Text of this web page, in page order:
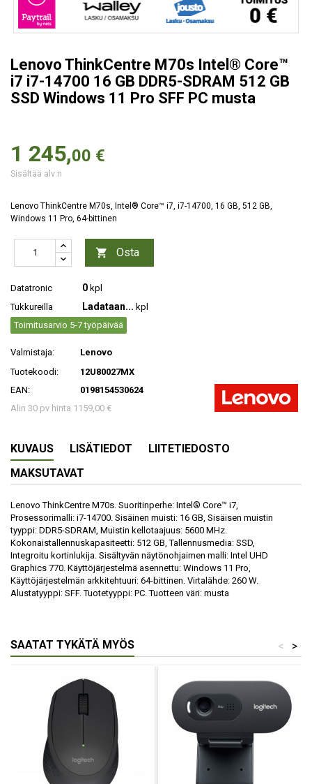
Lenovo ThinkCentre M70s Intel® Core™
i7 i7-14700 16 GB DDR5-SDRAM 512 GB
SSD Windows 11 Pro SFF PC musta
1 245,00 €
Sisältää alv:n
Lenovo ThinkCentre M70s, Intel® Core™ i7, i7-14700, 16 GB, 512 GB,
Windows 11 Pro, 64-bittinen
 Osta
Datatronic 0 kpl
Tukkureilla
Ladataan... kpl
Toimitusarvio 5-7 työpäivää
Valmistaja:
Lenovo
Tuotekoodi:
12U80027MX
EAN:
0198154530624
Alin 30 pv hinta 1159,00 €
KUVAUS LISÄTIEDOT
LIITETIEDOSTO
MAKSUTAVAT
Lenovo ThinkCentre M70s. Suoritinperhe: Intel® Core™ i7,
Prosessorimalli: i7-14700. Sisäinen muisti: 16 GB, Sisäisen muistin
tyyppi: DDR5-SDRAM, Muistin kellotaajuus: 5600 MHz.
Kokonaistallennuskapasiteetti: 512 GB, Tallennusmedia: SSD,
Integroitu kortinlukija. Sisältyvän näytönohjaimen malli: Intel UHD
Graphics 770. Käyttöjärjestelmä asennettu: Windows 11 Pro,
Käyttöjärjestelmän arkkitehtuuri: 64-bittinen. Virtalähde: 260 W.
Alustatyyppi: SFF. Tuotetyyppi: PC. Tuotteen väri: musta
SAATAT TYKÄTÄ MYÖS >
<